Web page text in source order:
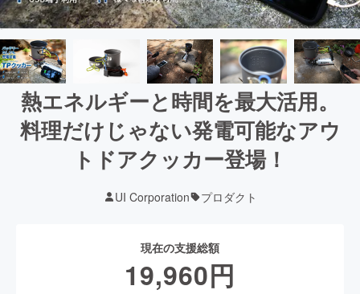
熱エネルギーと時間を最大活用。
料理だけじゃない発電可能なアウ
トドアクッカー登場！
UI Corporation プロダクト
現在の支援総額
19,960円